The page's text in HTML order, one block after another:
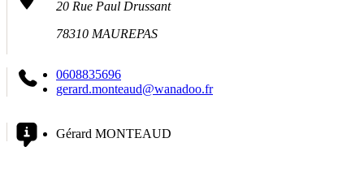
20 Rue Paul Drussant
78310 MAUREPAS
0608835696
gerard.monteaud@wanadoo.fr
Gérard MONTEAUD